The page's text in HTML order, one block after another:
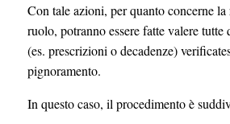
Con tale azioni, per quanto concerne la
ruolo, potranno essere fatte valere tutte
(es. prescrizioni o decadenze)
pignoramento.
In questo caso, il procedimento è